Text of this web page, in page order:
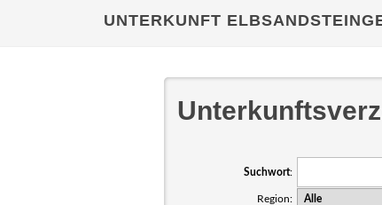
UNTERKUNFT
Suchwort:
Region: